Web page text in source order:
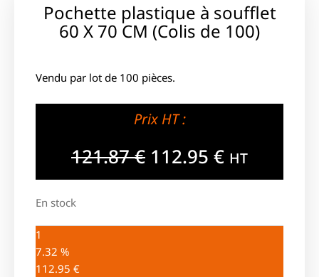
Pochette plastique à soufflet
60 X 70 CM (Colis de 100)
Vendu par lot de 100 pièces.
Prix HT :
121.87€ 112.95 € HT
En stock
1
7.32 %
112.95 €